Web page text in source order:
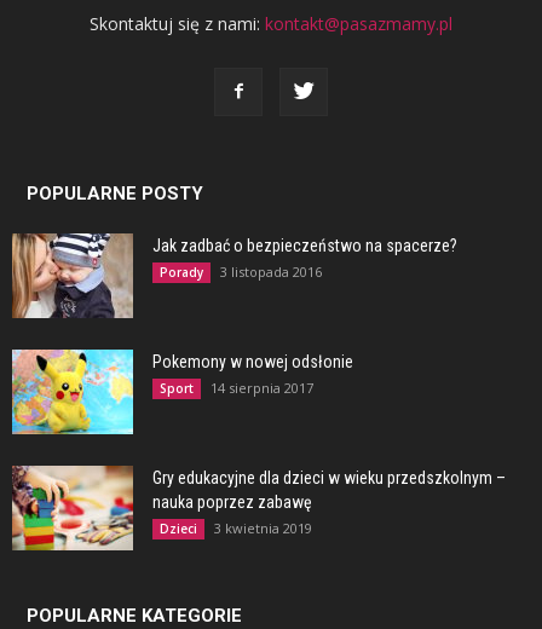
Skontaktuj się z nami: kontakt@pasazmamy.pl
POPULARNE POSTY
Jak zadbać o bezpieczeństwo na spacerze?
Porady 3 listopada 2016
Pokemony w nowej odsłonie
Sport 14 sierpnia 2017
Gry edukacyjne dla dzieci w wieku przedszkolnym –
nauka poprzez zabawę
Dzieci 3 kwietnia 2019
POPULARNE KATEGORIE